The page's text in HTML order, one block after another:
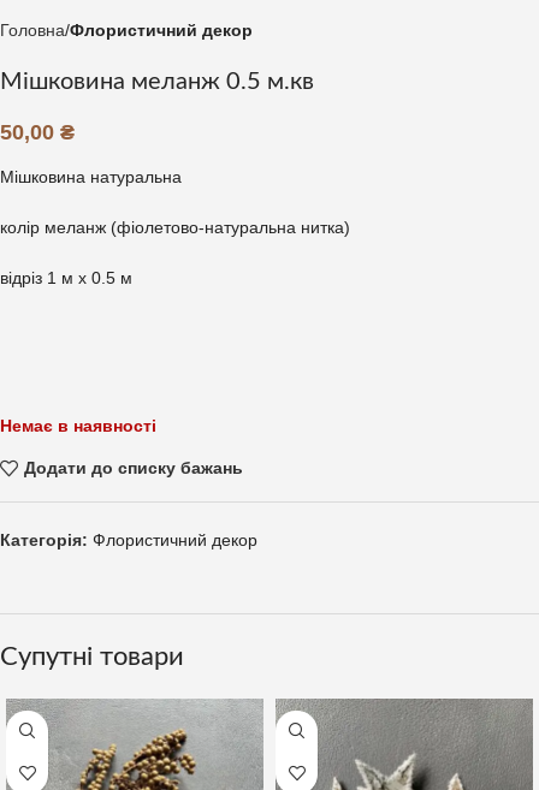
Головна Флористичний декор
Мішковина меланж 0.5 м.кв
50,00 ₴
Мішковина натуральна
колір меланж (фіолетово-натуральна нитка)
відріз 1 м х 0.5 м
Немає в наявності
Додати до списку бажань
Категорія: Флористичний декор
Супутні товари